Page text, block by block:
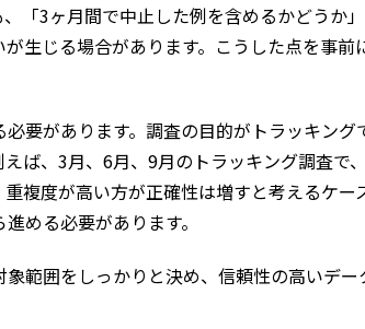
「3ヶ月間で中止した例を含めるかどうか
生じる場合があります。こうした点を事
要があります。調査の目的がトラッキン
ば、3月、6月、9月のトラッキング調査で
複度が高い方が正確性は増すと考えるケ
める必要があります。
範囲をしっかりと決め、信頼性の高いデ